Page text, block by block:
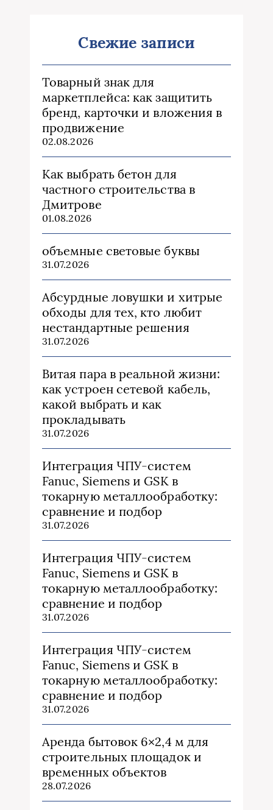
Свежие записи
Товарный знак для
маркетплейса: как защитить
бренд, карточки и вложения в
продвижение
02.08.2026
Как выбрать бетон для
частного строительства в
Дмитрове
01.08.2026
объемные световые буквы
31.07.2026
Абсурдные ловушки и хитрые
обходы для тех, кто любит
нестандартные решения
31.07.2026
Витая пара в реальной жизни:
как устроен сетевой кабель,
какой выбрать и как
прокладывать
31.07.2026
Интеграция ЧПУ-систем
Fanuc, Siemens и GSK в
токарную металлообработку:
сравнение и подбор
31.07.2026
Интеграция ЧПУ-систем
Fanuc, Siemens и GSK в
токарную металлообработку:
сравнение и подбор
31.07.2026
Интеграция ЧПУ-систем
Fanuc, Siemens и GSK в
токарную металлообработку:
сравнение и подбор
31.07.2026
Аренда бытовок 6×2,4 м для
строительных площадок и
временных объектов
28.07.2026